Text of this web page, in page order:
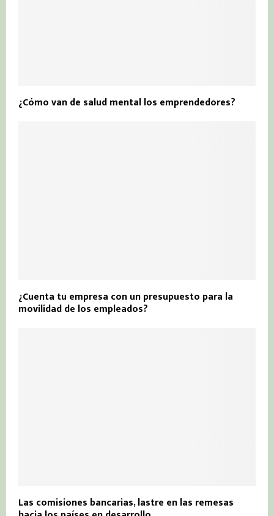
¿Cómo van de salud mental los emprendedores?
¿Cuenta tu empresa con un presupuesto para la
movilidad de los empleados?
Las comisiones bancarias, lastre en las remesas